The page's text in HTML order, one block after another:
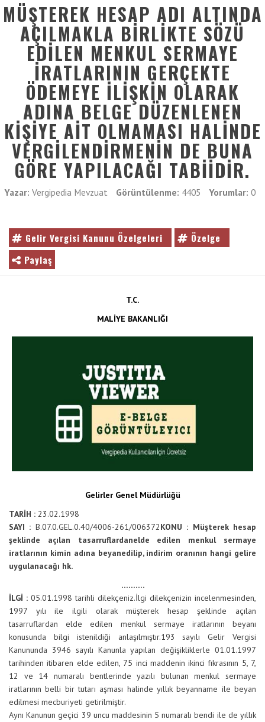
MÜŞTEREK HESAP ADI ALTINDA
AÇILMAKLA BIRLIKTE SÖZÜ
EDILEN MENKUL SERMAYE
İRATLARININ GERÇEKTE
ÖDEMEYE İLIŞKIN OLARAK
ADINA BELGE DÜZENLENEN
KIŞIYE AIT OLMAMASI HALINDE
VERGILENDIRMENIN DE BUNA
GÖRE YAPILACAĞI TABIIDIR.
Yazar: Vergipedia Mevzuat Görüntülenme: 4405 Yorumlar: 0
Gelir Vergisi Kanunu Özelgeleri
Özelge
Paylaş
T.C.
MALİYE BAKANLIĞI
Gelirler Genel Müdürlüğü
TARİH : 23.02.1998
SAYI : B.07.0.GEL.0.40/4006-261/006372KONU : Müşterek hesap
şeklinde açılan tasarruflardanelde edilen menkul sermaye
iratlarının kimin adına beyanedilip, indirim oranının hangi gelire
uygulanacağı hk.
……….
İLGİ : 05.01.1998 tarihli dilekçeniz.İlgi dilekçenizin incelenmesinden,
1997 yılı ile ilgili olarak müşterek hesap şeklinde açılan
tasarruflardan elde edilen menkul sermaye iratlarının beyanı
konusunda bilgi istenildiği anlaşılmıştır.193 sayılı Gelir Vergisi
Kanununda 3946 sayılı Kanunla yapılan değişikliklerle 01.01.1997
tarihinden itibaren elde edilen, 75 inci maddenin ikinci fıkrasının 5, 7,
12 ve 14 numaralı bentlerinde yazılı bulunan menkul sermaye
iratlarının belli bir tutarı aşması halinde yıllık beyanname ile beyan
edilmesi mecburiyeti getirilmiştir.
Aynı Kanunun geçici 39 uncu maddesinin 5 numaralı bendi ile de yıllık